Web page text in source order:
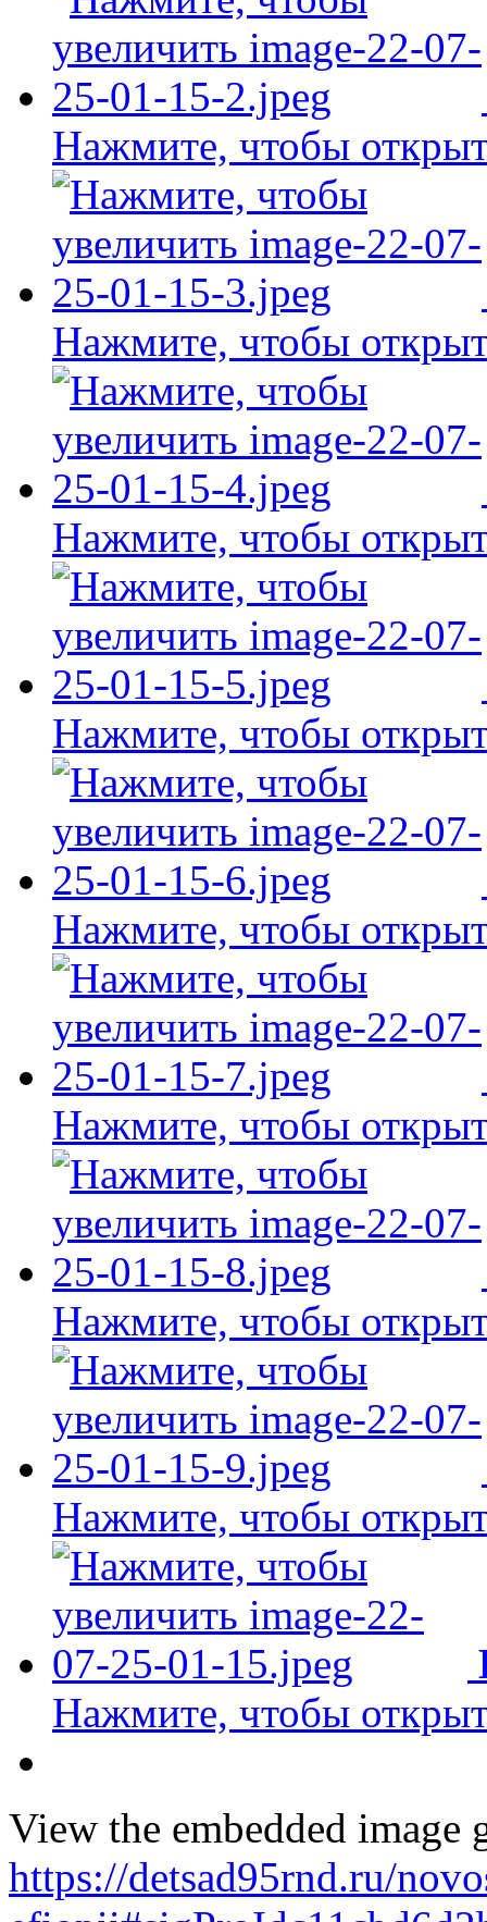
Нажмите, чтобы
Нажмите, чтобы
Нажмите, чтобы
Нажмите, чтобы
Нажмите, чтобы
Нажмите, чтобы
Нажмите, чтобы
Нажмите, чтобы
Нажмите, чтобы
View the embedded image
https://detsad95rnd.ru/